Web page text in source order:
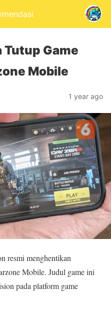
Game
Mobile
1 year ago
resmi menghentikan
Mobile. Judul game ini
pada platform game